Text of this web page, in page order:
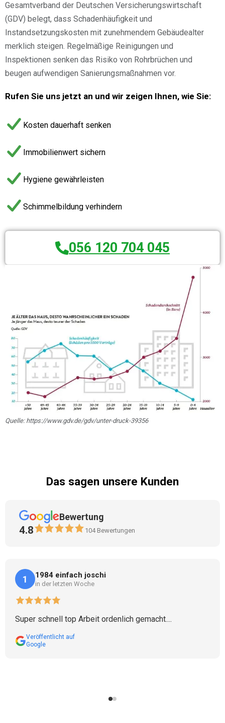
Quelle: https://www.gdv.de/gdv/unter-druck-39356
Gesamtverband der Deutschen Versicherungswirtschaft
(GDV) belegt, dass Schadenhäufigkeit und
Instandsetzungskosten mit zunehmendem Gebäudealter
merklich steigen. Regelmäßige Reinigungen und
Inspektionen senken das Risiko von Rohrbrüchen und
beugen aufwendigen Sanierungsmaßnahmen vor.
Rufen Sie uns jetzt an und wir zeigen Ihnen, wie Sie:
Kosten dauerhaft senken
Immobilienwert sichern
Hygiene gewährleisten
Schimmelbildung verhindern
056 120 704 045
Das sagen unsere Kunden
Bewertung
4.8 104Bewertungen
1 1984 einfach joschi
in der letzten Woche
Super schnell top Arbeit ordenlich gemacht....
Veröffentlicht auf
Google